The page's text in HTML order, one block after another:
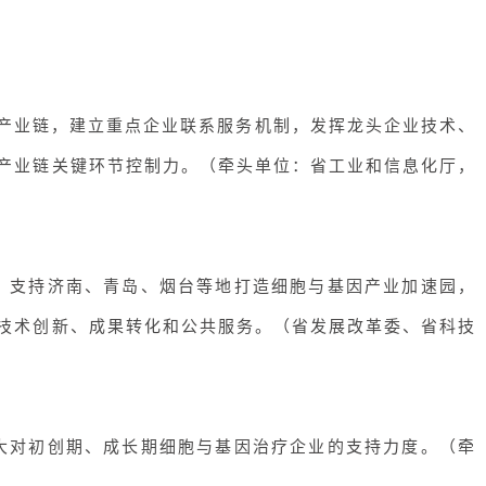
链，建立重点企业联系服务机制，发挥龙头企业技术、
业链关键环节控制力。（牵头单位：省工业和信息化厅，
持济南、青岛、烟台等地打造细胞与基因产业加速园，
术创新、成果转化和公共服务。（省发展改革委、省科技
初创期、成长期细胞与基因治疗企业的支持力度。（牵